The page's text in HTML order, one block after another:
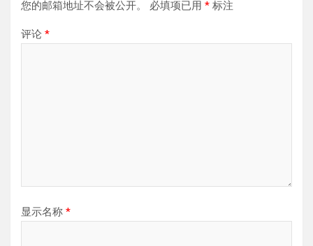
您的邮箱地址不会被公开。 必填项已用 * 标注
评论 *
显示名称 *